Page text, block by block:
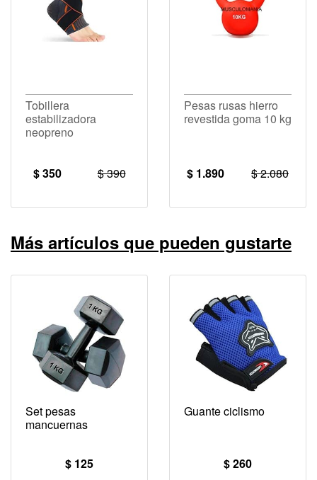
Tobillera
estabilizadora
neopreno
$ 350 $ 390
Pesas rusas hierro
revestida goma 10 kg
$ 1.890 $ 2.080
Más artículos que pueden gustarte
Set pesas
mancuernas
$ 125
Guante ciclismo
$ 260